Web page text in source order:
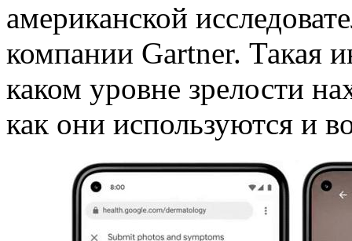
американской
компании Gartner. Такая
каком уровне зрелости
как они используются и